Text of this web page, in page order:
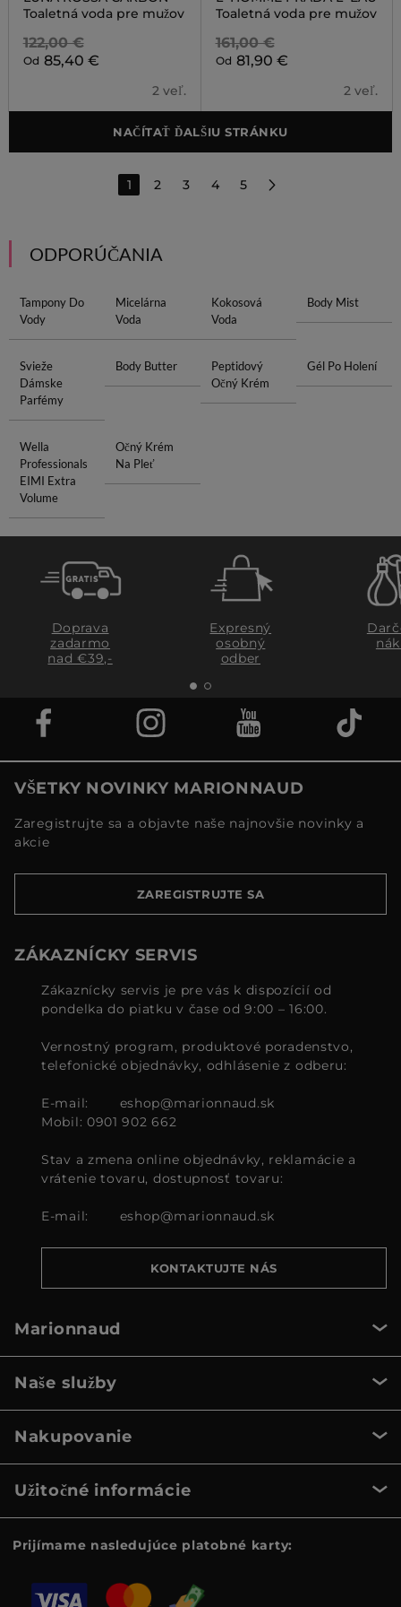
Toaletná voda pre mužov
122,00 €
Od 85,40 €
2 veľ.
Toaletná voda pre mužov
161,00 €
Od 81,90 €
2 veľ.
NAČÍTAŤ ĎALŠIU STRÁNKU
1 2 3 4 5
ODPORÚČANIA
Tampony Do
Vody
Micelárna
Voda
Kokosová
Voda
Body Mist
Svieže
Dámske
Parfémy
Body Butter
Peptidový
Očný Krém
Gél Po Holení
Wella
Professionals
EIMI Extra
Volume
Očný Krém
Na Pleť
Doprava
zadarmo
nad €39,-
Expresný
osobný
odber
VŠETKY NOVINKY MARIONNAUD
Zaregistrujte sa a objavte naše najnovšie novinky a
akcie
ZAREGISTRUJTE SA
ZÁKAZNÍCKY SERVIS
Zákaznícky servis je pre vás k dispozícií od
pondelka do piatku v čase od 9:00 – 16:00.
Vernostný program, produktové poradenstvo,
telefonické objednávky, odhlásenie z odberu:
E-mail:
eshop@marionnaud.sk
Mobil: 0901 902 662
Stav a zmena online objednávky, reklamácie a
vrátenie tovaru, dostupnosť tovaru:
E-mail: eshop@marionnaud.sk
KONTAKTUJTE NÁS
Marionnaud
Naše služby
Nakupovanie
Užitočné informácie
Prijímame nasledujúce platobné karty: